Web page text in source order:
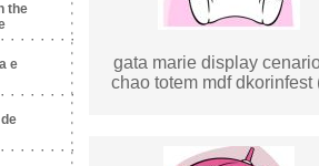
the
e
gata marie display
chao totem mdf dkorinfest